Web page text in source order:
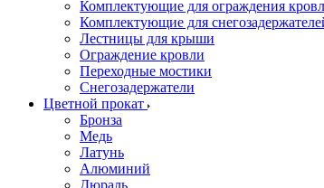
Комплектующие для ограждения
Комплектующие для
Лестницы для крыши
Ограждение кровли
Переходные мостики
Снегозадержатели
Цветной прокат
Бронза
Медь
Латунь
Алюминий
Дюраль